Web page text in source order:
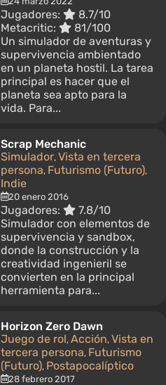
Jugadores:
8.7/10
Metacritic:
81/100
Un simulador de aventuras y
supervivencia ambientado
en un planeta hostil. La tarea
principal es hacer que el
planeta sea apto para la
vida. Para...
Scrap Mechanic
Simulador, Vista en tercera
persona, Futurismo (Futuro),
Indie
20 enero 2016
Jugadores:
7.8/10
Simulador con elementos de
supervivencia y sandbox,
donde la construcción y la
creatividad ingenieril se
convierten en la principal
herramienta para...
Horizon Zero Dawn
Juego de rol, Acción, Vista en
tercera persona, Futurismo
(Futuro), Postapocalíptico
28 febrero 2017